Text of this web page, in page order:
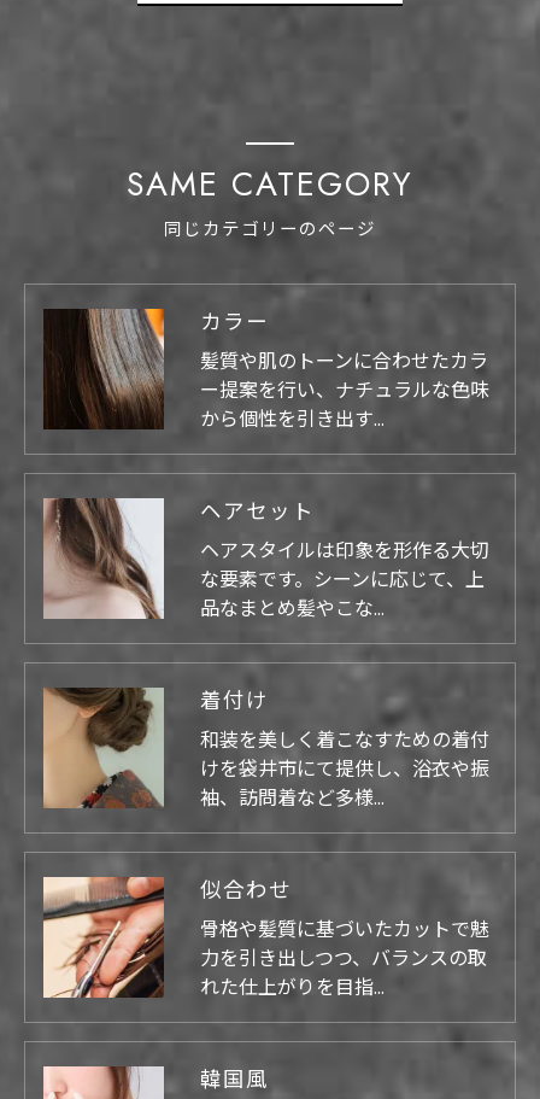
同じカテゴリーのページ
SAME CATEGORY
カラー
髪質や肌のトーンに合わせたカラ
ー提案を行い、ナチュラルな色味
から個性を引き出す…
ヘアセット
ヘアスタイルは印象を形作る大切
な要素です。シーンに応じて、上
品なまとめ髪やこな…
着付け
和装を美しく着こなすための着付
けを袋井市にて提供し、浴衣や振
袖、訪問着など多様…
似合わせ
骨格や髪質に基づいたカットで魅
力を引き出しつつ、バランスの取
れた仕上がりを目指…
韓国風